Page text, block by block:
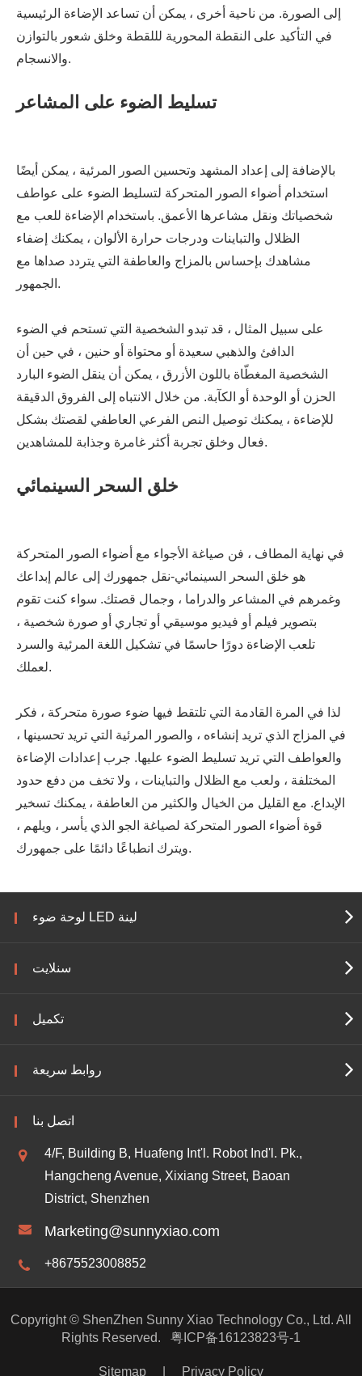
إلى الصورة. من ناحية أخرى ، يمكن أن تساعد الإضاءة الرئيسية
في التأكيد على النقطة المحورية لللقطة وخلق شعور بالتوازن
والانسجام.
تسليط الضوء على المشاعر
بالإضافة إلى إعداد المشهد وتحسين الصور المرئية ، يمكن أيضًا
استخدام أضواء الصور المتحركة لتسليط الضوء على عواطف
شخصياتك ونقل مشاعرها الأعمق. باستخدام الإضاءة للعب مع
الظلال والتباينات ودرجات حرارة الألوان ، يمكنك إضفاء
مشاهدك بإحساس بالمزاج والعاطفة التي يتردد صداها مع
الجمهور.
على سبيل المثال ، قد تبدو الشخصية التي تستحم في الضوء
الدافئ والذهبي سعيدة أو محتواة أو حنين ، في حين أن
الشخصية المغطّاة باللون الأزرق ، يمكن أن ينقل الضوء البارد
الحزن أو الوحدة أو الكآبة. من خلال الانتباه إلى الفروق الدقيقة
للإضاءة ، يمكنك توصيل النص الفرعي العاطفي لقصتك بشكل
فعال وخلق تجربة أكثر غامرة وجذابة للمشاهدين.
خلق السحر السينمائي
في نهاية المطاف ، فن صياغة الأجواء مع أضواء الصور المتحركة
هو خلق السحر السينمائي-نقل جمهورك إلى عالم إبداعك
وغمرهم في المشاعر والدراما ، وجمال قصتك. سواء كنت تقوم
بتصوير فيلم أو فيديو موسيقي أو تجاري أو صورة شخصية ،
تلعب الإضاءة دورًا حاسمًا في تشكيل اللغة المرئية والسرد
لعملك.
لذا في المرة القادمة التي تلتقط فيها ضوء صورة متحركة ، فكر
في المزاج الذي تريد إنشاءه ، والصور المرئية التي تريد تحسينها ،
والعواطف التي تريد تسليط الضوء عليها. جرب إعدادات الإضاءة
المختلفة ، ولعب مع الظلال والتباينات ، ولا تخف من دفع حدود
الإبداع. مع القليل من الخيال والكثير من العاطفة ، يمكنك تسخير
قوة أضواء الصور المتحركة لصياغة الجو الذي يأسر ، ويلهم ،
ويترك انطباعًا دائمًا على جمهورك.
لوحة ضوء LED لينة
سنلايت
تكميل
روابط سريعة
اتصل بنا
4/F, Building B, Huafeng Int'l. Robot Ind'l. Pk.,
Hangcheng Avenue, Xixiang Street, Baoan
District, Shenzhen
Marketing@sunnyxiao.com
+8675523008852
Copyright © ShenZhen Sunny Xiao Technology Co., Ltd. All
Rights Reserved.
粤ICP备16123823号-1
Sitemap Privacy Policy